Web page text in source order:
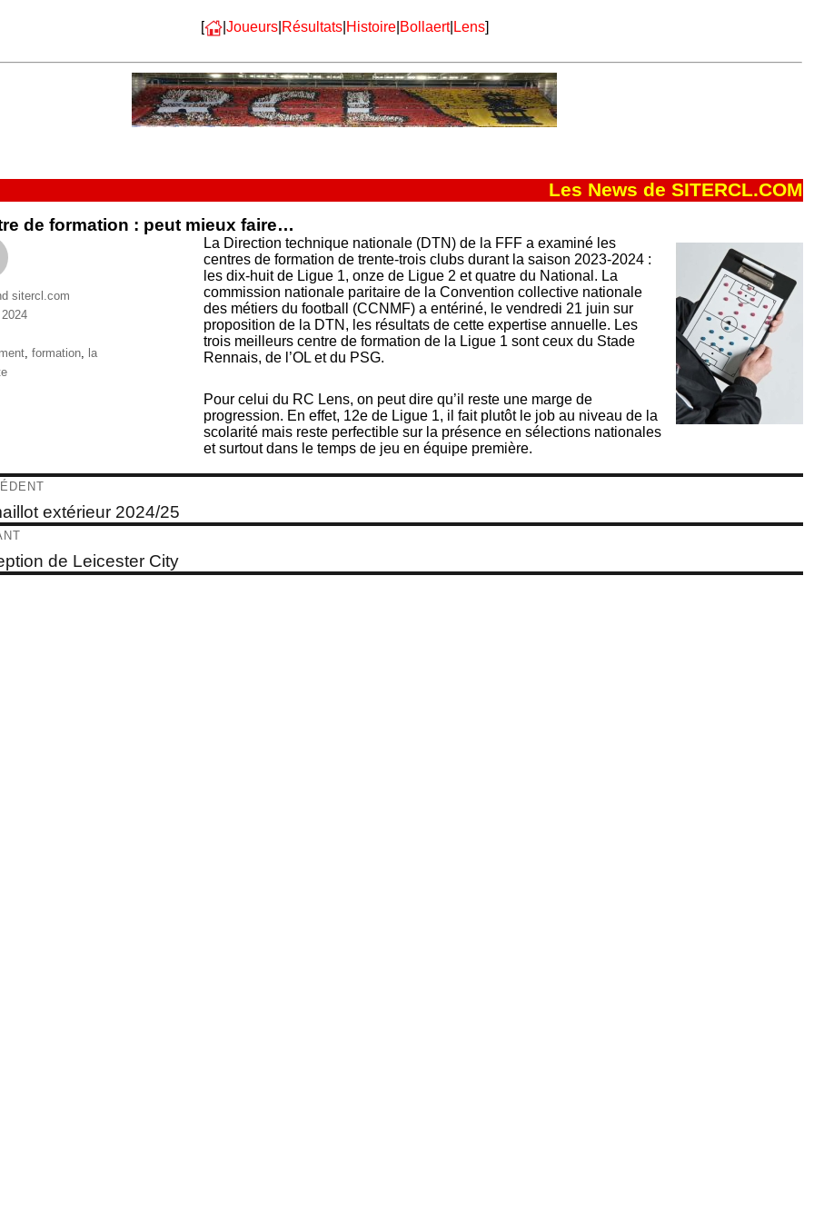
[ | Joueurs| Résultats| Histoire| Bollaert| Lens]
Les News de SITERCL.COM
de formation : peut mieux faire…
La Direction technique nationale (DTN) de la FFF a examiné les
centres de formation de trente-trois clubs durant la saison 2023-2024 :
les dix-huit de Ligue 1, onze de Ligue 2 et quatre du National. La
commission nationale paritaire de la Convention collective nationale
des métiers du football (CCNMF) a entériné, le vendredi 21 juin sur
proposition de la DTN, les résultats de cette expertise annuelle. Les
trois meilleurs centre de formation de la Ligue 1 sont ceux du Stade
Rennais, de l’OL et du PSG.
Pour celui du RC Lens, on peut dire qu’il reste une marge de
progression. En effet, 12e de Ligue 1, il fait plutôt le job au niveau de la
scolarité mais reste perfectible sur la présence en sélections nationales
et surtout dans le temps de jeu en équipe première.
sitercl.com
, formation, la
:
extérieur 2024/25
:
de Leicester City